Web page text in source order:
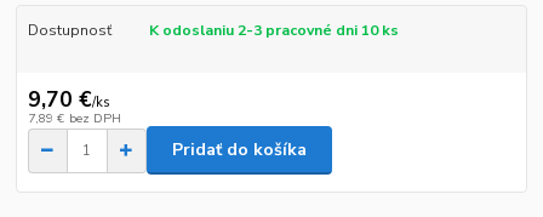
Dostupnosť K odoslaniu 2-3 pracovné dni 10 ks
9,70 €/ks
7,89 € bez DPH
Pridať do košíka